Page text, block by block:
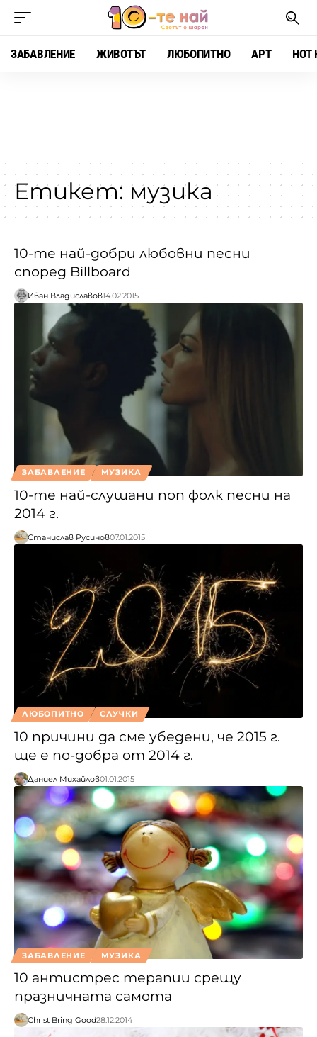
ЗАБАВЛЕНИЕ ЖИВОТЪТ ЛЮБОПИТНО АРТ HOT
Етикет: музика
10-те най-добри любовни песни
според Billboard
Иван Владиславов14.02.2015
ЗАБАВЛЕНИЕ МУЗИКА
10-те най-слушани поп фолк песни на
2014 г.
Станислав Русинов07.01.2015
ЛЮБОПИТНО СЛУЧКИ
10 причини да сме убедени, че 2015 г.
ще е по-добра от 2014 г.
Даниел Михайлов01.01.2015
ЗАБАВЛЕНИЕ МУЗИКА
10 антистрес терапии срещу
празничната самота
Christ Bring Good28.12.2014